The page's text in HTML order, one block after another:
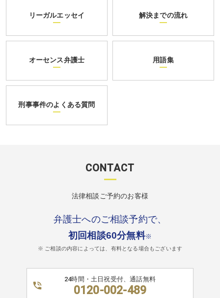
リーガルエッセイ 解決までの流れ
オーセンス弁護士 用語集
刑事事件のよくある質問
CONTACT
法律相談ご予約のお客様
弁護士へのご相談予約で、
初回相談60分無料※
※ ご相談の内容によっては、有料となる場合もございます
24時間・土日祝受付、通話無料
0120-002-489